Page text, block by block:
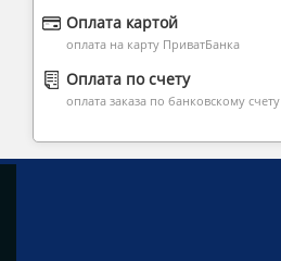
Оплата картой
оплата на карту ПриватБанка
Оплата по счету
оплата заказа по банковскому счету